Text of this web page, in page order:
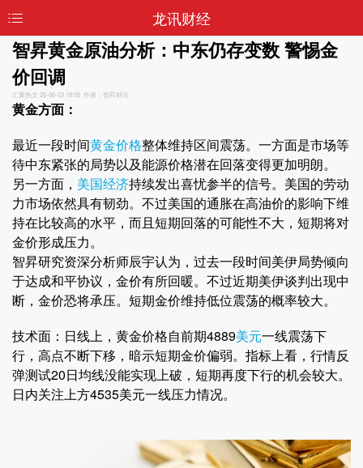
龙讯财经
智昇黄金原油分析：中东仍存变数 警惕金
价回调
汇聚热文 26-06-03 18:05 作者：智昇财论
黄金方面：
最近一段时间黄金价格整体维持区间震荡。一方面是市场等
待中东紧张的局势以及能源价格潜在回落变得更加明朗。
另一方面， 美国经济持续发出喜忧参半的信号。美国的劳动
力市场依然具有韧劲。不过美国的通胀在高油价的影响下维
持在比较高的水平，而且短期回落的可能性不大，短期将对
金价形成压力。
智昇研究资深分析师辰宇认为，过去一段时间美伊局势倾向
于达成和平协议，金价有所回暖。不过近期美伊谈判出现中
断，金价恐将承压。短期金价维持低位震荡的概率较大。
技术面：日线上，黄金价格自前期4889美元一线震荡下
行，高点不断下移，暗示短期金价偏弱。指标上看，行情反
弹测试20日均线没能实现上破，短期再度下行的机会较大。
日内关注上方4535美元一线压力情况。